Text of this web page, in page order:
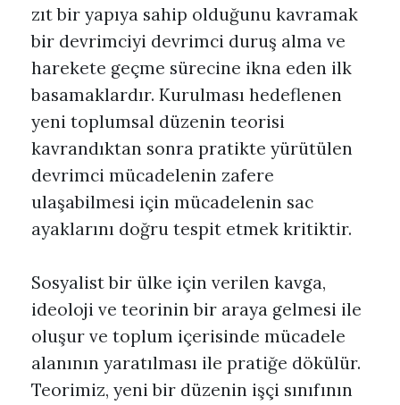
zıt bir yapıya sahip olduğunu kavramak
bir devrimciyi devrimci duruş alma ve
harekete geçme sürecine ikna eden ilk
basamaklardır. Kurulması hedeflenen
yeni toplumsal düzenin teorisi
kavrandıktan sonra pratikte yürütülen
devrimci mücadelenin zafere
ulaşabilmesi için mücadelenin sac
ayaklarını doğru tespit etmek kritiktir.
Sosyalist bir ülke için verilen kavga,
ideoloji ve teorinin bir araya gelmesi ile
oluşur ve toplum içerisinde mücadele
alanının yaratılması ile pratiğe dökülür.
Teorimiz, yeni bir düzenin işçi sınıfının